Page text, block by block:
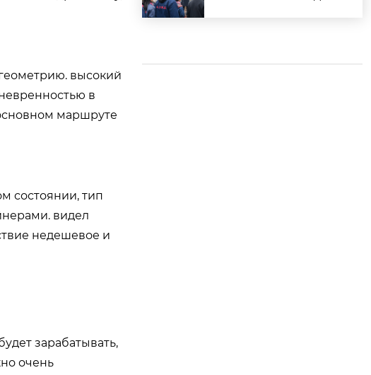
высокий
в
маршруте
состоянии, тип
видел
недешевое и
зарабатывать,
очень
ou Zhongda